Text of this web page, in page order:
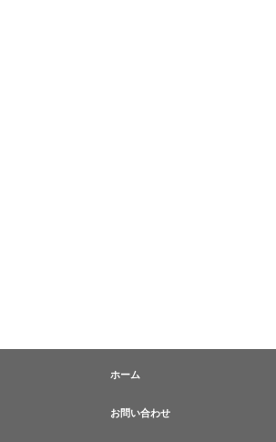
ホーム
お問い合わせ